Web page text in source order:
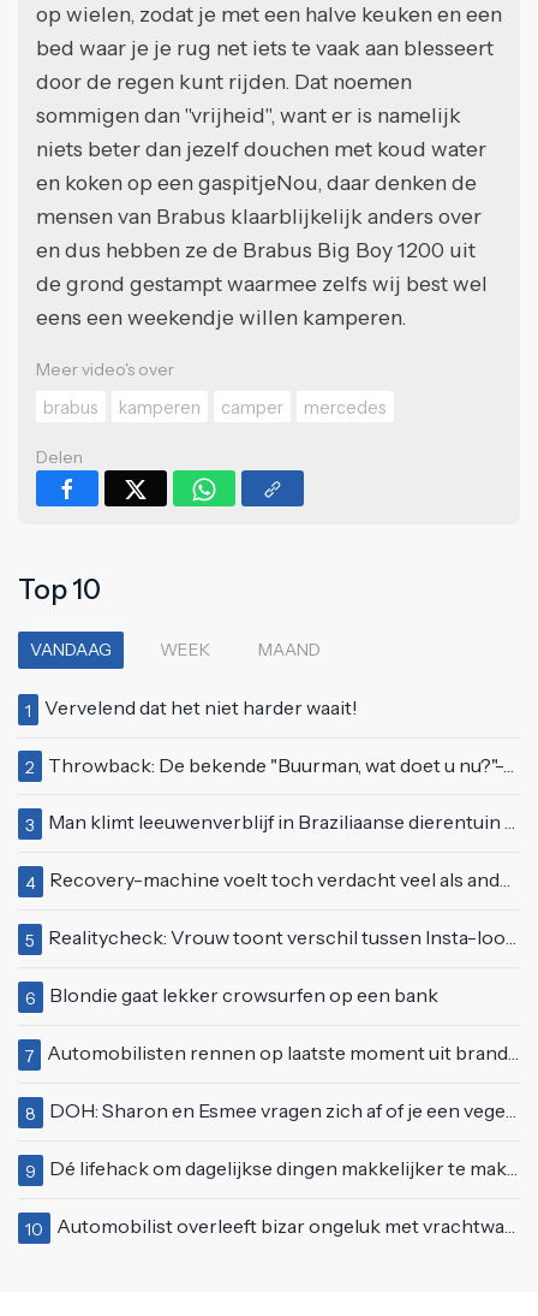
op wielen, zodat je met een halve keuken en een
bed waar je je rug net iets te vaak aan blesseert
door de regen kunt rijden. Dat noemen
sommigen dan "vrijheid", want er is namelijk
niets beter dan jezelf douchen met koud water
en koken op een gaspitjeNou, daar denken de
mensen van Brabus klaarblijkelijk anders over
en dus hebben ze de Brabus Big Boy 1200 uit
de grond gestampt waarmee zelfs wij best wel
eens een weekendje willen kamperen.
Meer video's over
brabus
kamperen camper mercedes
Delen
Top 10
VANDAAG WEEK MAAND
1 Vervelend dat het niet harder waait!
2 Throwback: De bekende "Buurman, wat doet u nu?"-scène uit Flodder met Tatjana Šimić
3 Man klimt leeuwenverblijf in Braziliaanse dierentuin en overleeft het niet
4 Recovery-machine voelt toch verdacht veel als ander soort work-out
5 Realitycheck: Vrouw toont verschil tussen Insta-look en realiteit
6 Blondie gaat lekker crowsurfen op een bank
7 Automobilisten rennen op laatste moment uit brandende auto op de A58
8 DOH: Sharon en Esmee vragen zich af of je een vegetariër bent als je kip eet
9 Dé lifehack om dagelijkse dingen makkelijker te maken
10 Automobilist overleeft bizar ongeluk met vrachtwagen